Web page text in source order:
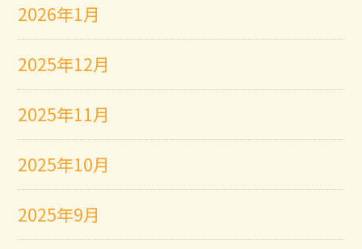
2026年1月
2025年12月
2025年11月
2025年10月
2025年9月